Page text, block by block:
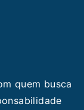
quem busca